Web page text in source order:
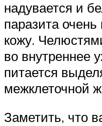
надувается и
паразита
кожу.
во внутреннее
питается
межклеточной
Заметить, что